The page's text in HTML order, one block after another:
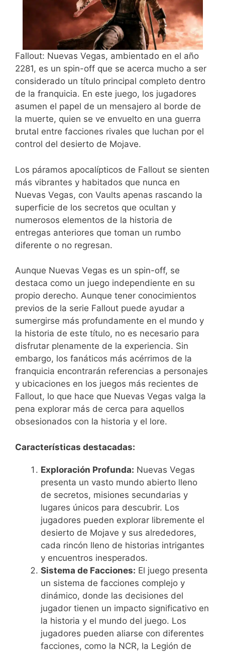
Fallout: Nuevas Vegas, ambientado en el año
2281, es un spin-off que se acerca mucho a ser
considerado un título principal completo dentro
de la franquicia. En este juego, los jugadores
asumen el papel de un mensajero al borde de
la muerte, quien se ve envuelto en una guerra
brutal entre facciones rivales que luchan por el
control del desierto de Mojave.
Los páramos apocalípticos de Fallout se sienten
más vibrantes y habitados que nunca en
Nuevas Vegas, con Vaults apenas rascando la
superficie de los secretos que ocultan y
numerosos elementos de la historia de
entregas anteriores que toman un rumbo
diferente o no regresan.
Aunque Nuevas Vegas es un spin-off, se
destaca como un juego independiente en su
propio derecho. Aunque tener conocimientos
previos de la serie Fallout puede ayudar a
sumergirse más profundamente en el mundo y
la historia de este título, no es necesario para
disfrutar plenamente de la experiencia. Sin
embargo, los fanáticos más acérrimos de la
franquicia encontrarán referencias a personajes
y ubicaciones en los juegos más recientes de
Fallout, lo que hace que Nuevas Vegas valga la
pena explorar más de cerca para aquellos
obsesionados con la historia y el lore.
Características destacadas:
Exploración Profunda: Nuevas Vegas
presenta un vasto mundo abierto lleno
de secretos, misiones secundarias y
lugares únicos para descubrir. Los
jugadores pueden explorar libremente el
desierto de Mojave y sus alrededores,
cada rincón lleno de historias intrigantes
y encuentros inesperados.
Sistema de Facciones: El juego presenta
un sistema de facciones complejo y
dinámico, donde las decisiones del
jugador tienen un impacto significativo en
la historia y el mundo del juego. Los
jugadores pueden aliarse con diferentes
facciones, como la NCR, la Legión de